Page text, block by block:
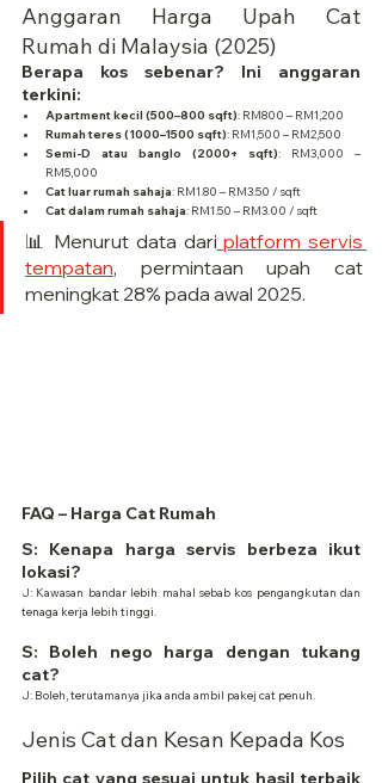
Anggaran Harga Upah Cat
Rumah di Malaysia (2025)
Berapa kos sebenar? Ini anggaran
terkini:
Apartment kecil (500–800 sqft): RM800 – RM1,200
Rumah teres (1000–1500 sqft): RM1,500 – RM2,500
Semi-D atau banglo (2000+ sqft): RM3,000 –
RM5,000
Cat luar rumah sahaja: RM1.80 – RM3.50 / sqft
Cat dalam rumah sahaja: RM1.50 – RM3.00 / sqft
📊 Menurut data dari platform servis
tempatan, permintaan upah cat
meningkat 28% pada awal 2025.
FAQ – Harga Cat Rumah
S: Kenapa harga servis berbeza ikut
lokasi?
J: Kawasan bandar lebih mahal sebab kos pengangkutan dan
tenaga kerja lebih tinggi.
S: Boleh nego harga dengan tukang
cat?
J: Boleh, terutamanya jika anda ambil pakej cat penuh.
Jenis Cat dan Kesan Kepada Kos
Pilih cat yang sesuai untuk hasil terbaik